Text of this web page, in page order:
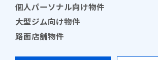
個人パーソナル向け物件
大型ジム向け物件
路面店舗物件